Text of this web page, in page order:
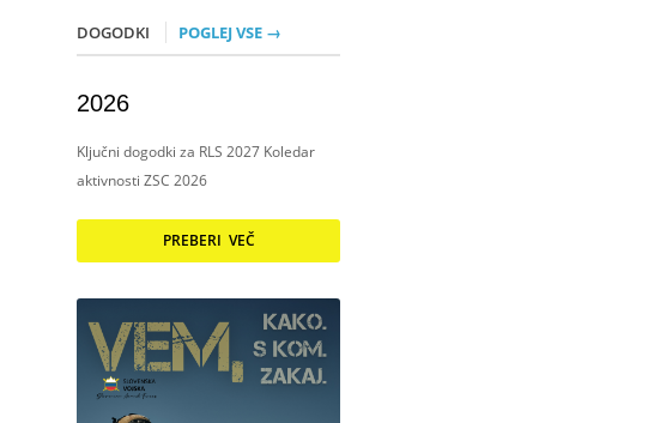
DOGODKI POGLEJ VSE →
2026
Ključni dogodki za RLS 2027 Koledar
aktivnosti ZSC 2026
PREBERI VEČ